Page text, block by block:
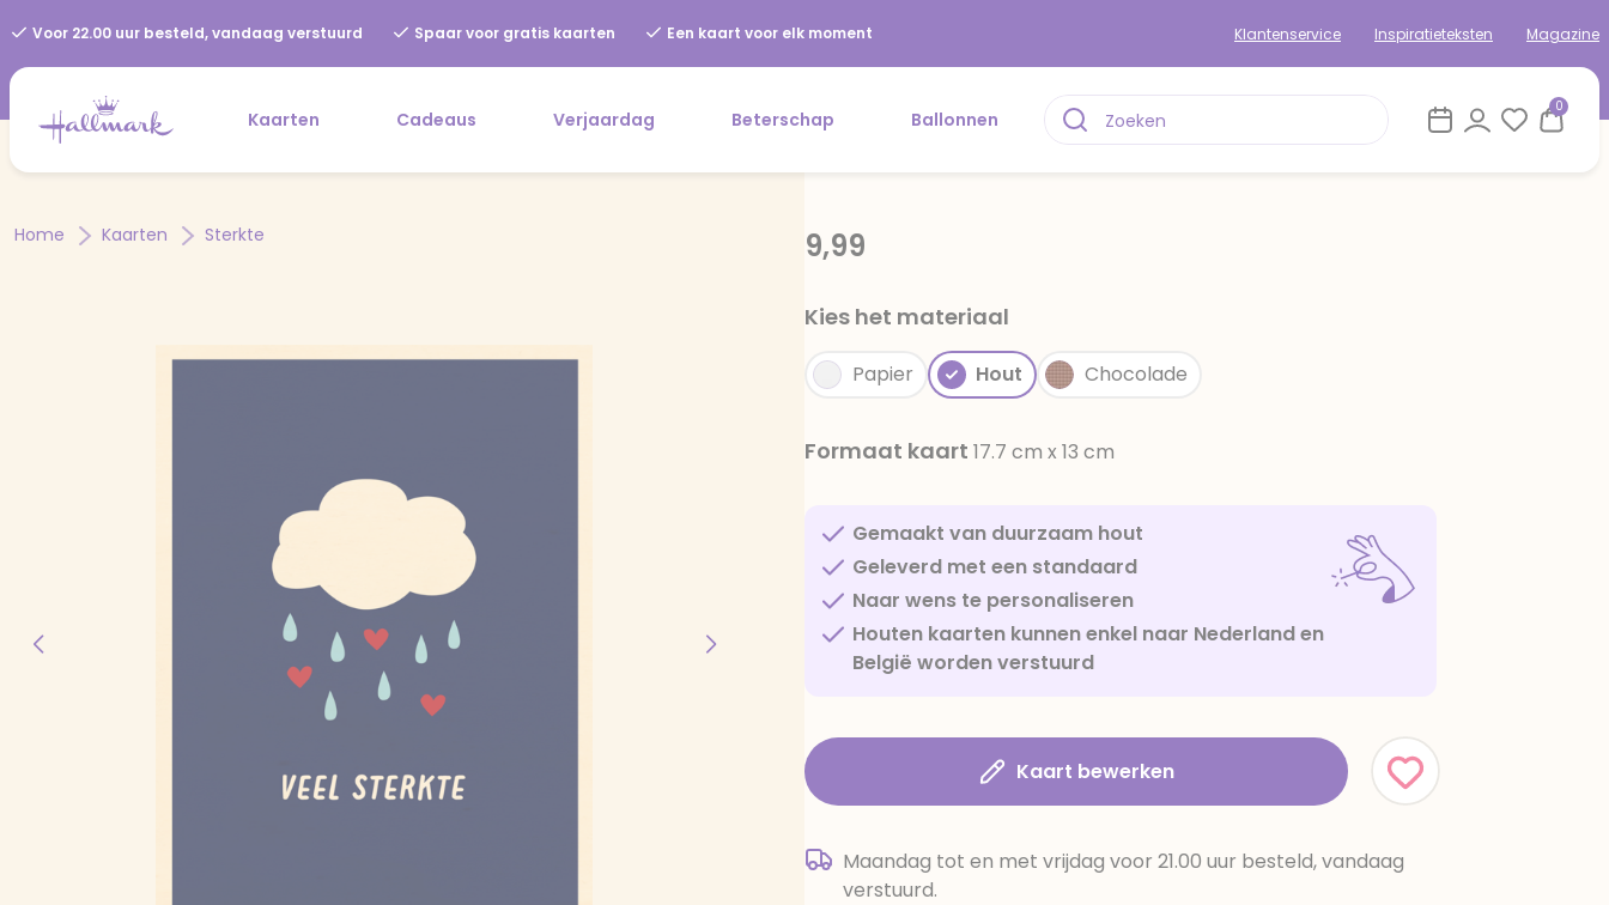
Voor 22.00 uur besteld, vandaag verstuurd Spaar voor gratis kaarten Een kaart voor elk moment Klantenservice Inspiratieteksten Magazine
Kaarten Cadeaus Verjaardag Beterschap Ballonnen
0
Home Kaarten Sterkte 9,99
Kies het materiaal
Papier Hout Chocolade
Formaat kaart 17.7 cm x 13 cm
Gemaakt van duurzaam hout
Geleverd met een standaard
Naar wens te personaliseren
Houten kaarten kunnen enkel naar Nederland en
België worden verstuurd
Kaart bewerken
Maandag tot en met vrijdag voor 21.00 uur besteld, vandaag
verstuurd.